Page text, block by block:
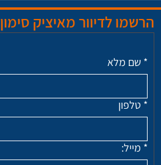
הרשמו לדיוור מאיציק סימון
* שם מלא
* טלפון
* מייל: